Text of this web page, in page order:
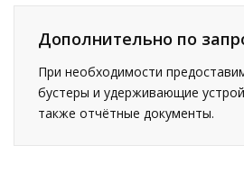
Дополнительно по
При необходимости
бустеры и удерживающие
также отчётные документы.